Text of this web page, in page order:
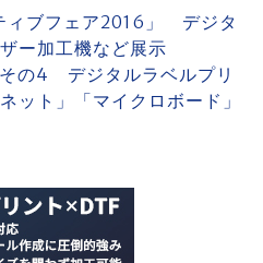
ィブフェア2016」 デジタ
ー加工機など展示
の4 デジタルラベルプリ
ト」「マイクロボード」